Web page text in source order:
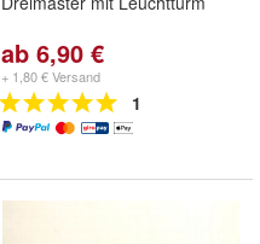
ab 6,90 €
+ 1,80 € Versand
1